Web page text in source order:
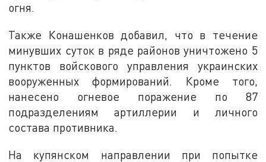
огня.
Также Конашенков добавил, что в течение
минувших суток в ряде районов уничтожено 5
пунктов войскового управления украинских
вооруженных формирований. Кроме того,
нанесено огневое поражение по 87
подразделениям артиллерии и личного
состава противника.
На купянском направлении при попытке